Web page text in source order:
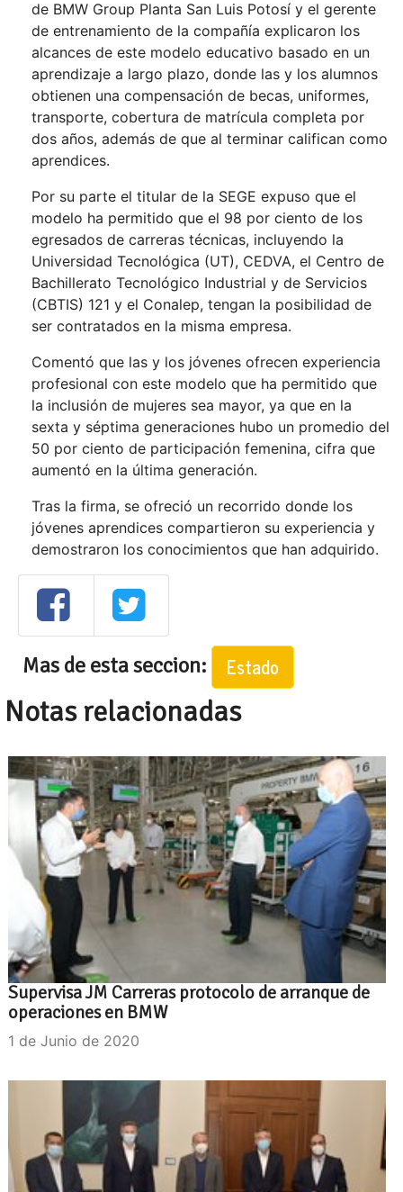
de BMW Group Planta San Luis Potosí y el gerente
de entrenamiento de la compañía explicaron los
alcances de este modelo educativo basado en un
aprendizaje a largo plazo, donde las y los alumnos
obtienen una compensación de becas, uniformes,
transporte, cobertura de matrícula completa por
dos años, además de que al terminar califican como
aprendices.
Por su parte el titular de la SEGE expuso que el
modelo ha permitido que el 98 por ciento de los
egresados de carreras técnicas, incluyendo la
Universidad Tecnológica (UT), CEDVA, el Centro de
Bachillerato Tecnológico Industrial y de Servicios
(CBTIS) 121 y el Conalep, tengan la posibilidad de
ser contratados en la misma empresa.
Comentó que las y los jóvenes ofrecen experiencia
profesional con este modelo que ha permitido que
la inclusión de mujeres sea mayor, ya que en la
sexta y séptima generaciones hubo un promedio del
50 por ciento de participación femenina, cifra que
aumentó en la última generación.
Tras la firma, se ofreció un recorrido donde los
jóvenes aprendices compartieron su experiencia y
demostraron los conocimientos que han adquirido.
Mas de esta seccion: Estado
Notas relacionadas
Supervisa JM Carreras protocolo de arranque de
operaciones en BMW
1 de Junio de 2020